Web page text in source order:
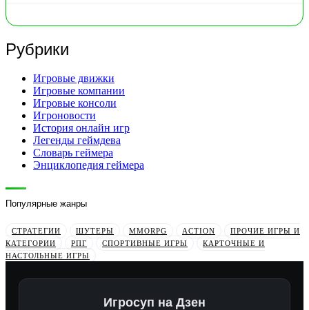
Рубрики
Игровые движки
Игровые компании
Игровые консоли
Игроновости
История онлайн игр
Легенды геймдева
Словарь геймера
Энциклопедия геймера
Популярные жанры
СТРАТЕГИИ ШУТЕРЫ MMORPG ACTION
ПРОЧИЕ ИГРЫ И
КАТЕГОРИИ
РПГ СПОРТИВНЫЕ ИГРЫ
КАРТОЧНЫЕ И
НАСТОЛЬНЫЕ ИГРЫ
Игросуп на Дзен